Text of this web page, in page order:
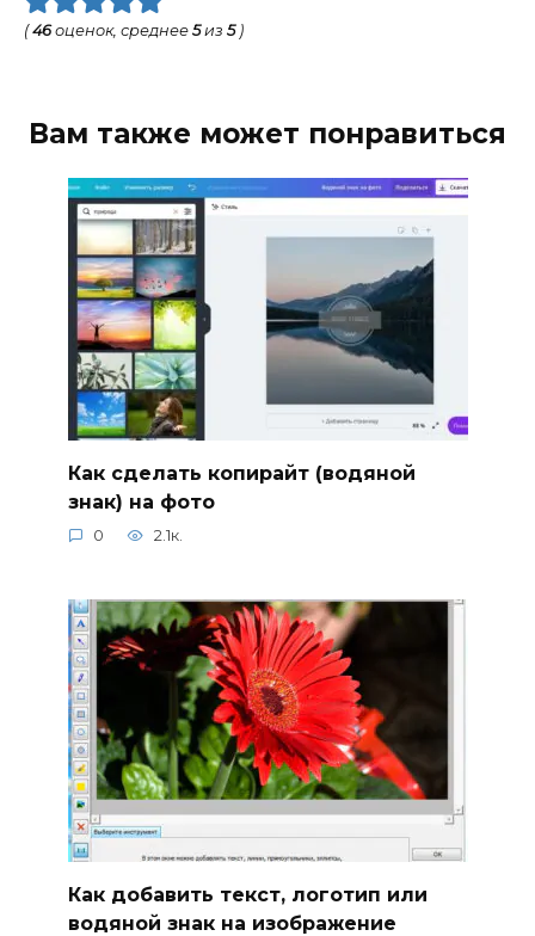
(46оценок, среднее 5из 5)
Вам также может понравиться
Как сделать копирайт (водяной
знак) на фото
0 2.1к.
Как добавить текст, логотип или
водяной знак на изображение